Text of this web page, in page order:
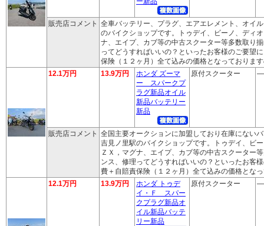
販売店コメント 全車バッテリー、プラグ、エアエレメント、オイ
のバイクショップです。トゥデイ、ビーノ、ディ
ナ、エイプ、カブ等の中古スクーター等多数取り
ってどうすればいいの？といったお客様のご要望
保険（１２ヶ月）全て込みの価格となっておりま
12.1万円
13.9万円
ホンダ ズーマ
ー スパークプ
ラグ新品オイル
新品バッテリー
新品
原付スクーター ―
販売店コメント 全国主要オークションに加盟しており在庫にない
吉見ノ里駅のバイクショップです。トゥデイ、ビ
ＺＸ，マグナ、エイプ、カブ等の中古スクーター
ンス、修理ってどうすればいいの？といったお客
費＋自賠責保険（１２ヶ月）全て込みの価格とな
12.1万円
13.9万円
ホンダ トゥデ
イ・Ｆ スパー
クプラグ新品オ
イル新品バッテ
リー新品
原付スクーター ―